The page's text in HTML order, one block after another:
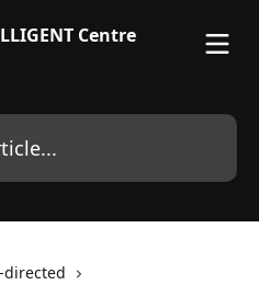
directed